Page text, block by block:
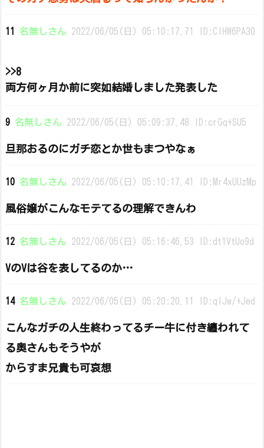
11 名無しさん 2022/06/05(日) 05:10:17.71 ID:ClHW6PA30
>>8
両方何ヶ月か前に突如結婚しました発表した
9 名無しさん 2022/06/05(日) 05:09:37.48 ID:crGq+SU5
旦那おるのにガチ恋とか世もまつやなぁ
10 名無しさん 2022/06/05(日) 05:10:17.41 ID:Mr4xUUzMp
風俗嬢がこんなモテてるの理解できんわ
12 名無しさん 2022/06/05(日) 05:16:46.53 ID:dt1VtUo9d
VのVは谷を表してるのか…
14 名無しさん 2022/06/05(日) 05:20:20.11 ID:qIJw/+Jed
こんなガチの人生終わってるチー牛に付き纏われて
る奥さんもそうやが
からすま兄貴も可哀想